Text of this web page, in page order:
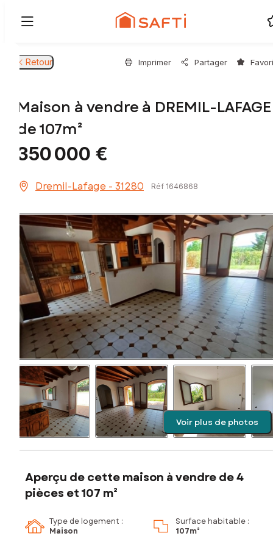
Retour Imprimer Partager
Maison à vendre à DREMIL-LAFAGE
de 107m²
350 000 €
Dremil-Lafage - 31280 Réf 1646868
Voir plus de photos
Aperçu de cette maison à vendre de 4
pièces et 107 m²
Type de logement :
Maison
Surface habitable :
107m²